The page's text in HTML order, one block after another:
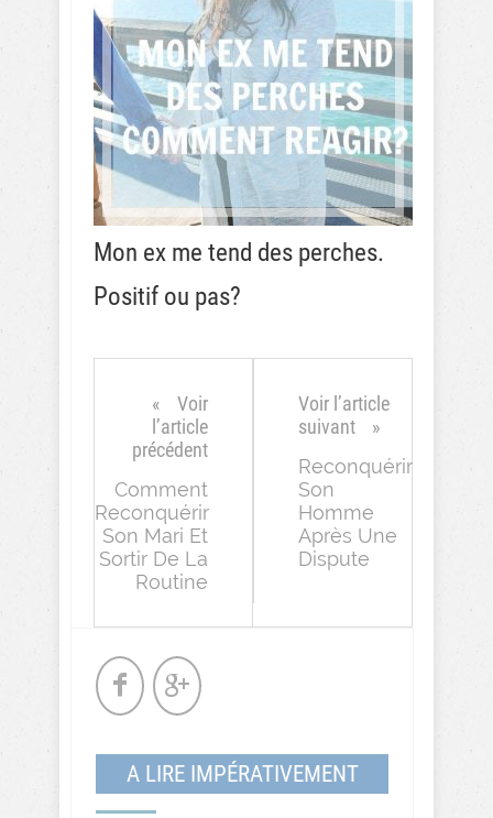
Mon ex me tend des perches.
Positif ou pas?
Voir
l’article
précédent
Comment
Reconquérir
Son Mari Et
Sortir De La
Routine
Voir l’article
suivant
Reconquérir
Son
Homme
Après Une
Dispute
A LIRE IMPÉRATIVEMENT